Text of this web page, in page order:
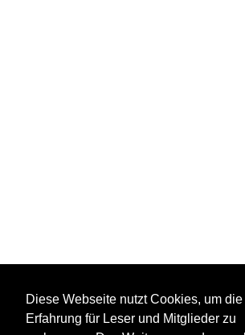
Diese Webseite nutzt Cookies, um die
Erfahrung für Leser und Mitglieder zu